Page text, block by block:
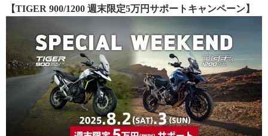
【TIGER 900/1200 週末限定5万円サポートキャンペーン】